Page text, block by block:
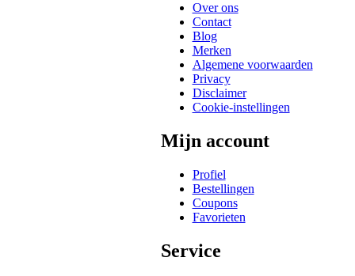
Over ons
Contact
Blog
Merken
Algemene voorwaarden
Privacy
Disclaimer
Cookie-instellingen
Mijn account
Profiel
Bestellingen
Coupons
Favorieten
Service